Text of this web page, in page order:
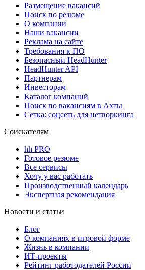
Размещение вакансий
Поиск по резюме
О компании
Наши вакансии
Реклама на сайте
Требования к ПО
Безопасный HeadHunter
HeadHunter API
Партнерам
Инвесторам
Каталог компаний
Поиск по вакансиям в Ахты
Сетка: соцсеть для нетворкинга
Соискателям
hh PRO
Готовое резюме
Все сервисы
Хочу у вас работать
Производственный календарь
Экспертная рекомендация
Новости и статьи
Блог
О компаниях в игровой форме
Жизнь в компании
ИТ-проекты
Рейтинг работодателей России